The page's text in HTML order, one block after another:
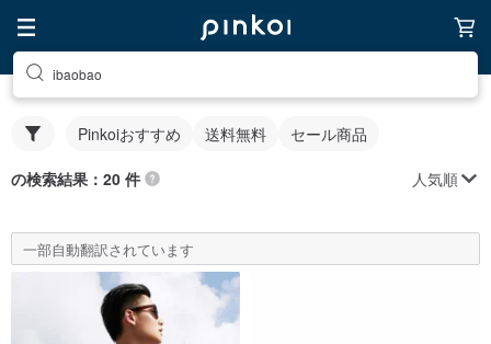
ibaobao
Pinkoiおすすめ 送料無料 セール商品
の検索結果：20 件 人気順
一部自動翻訳されています